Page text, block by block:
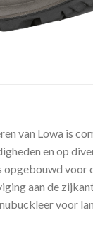
van Lowa is
en op
aan de
voor